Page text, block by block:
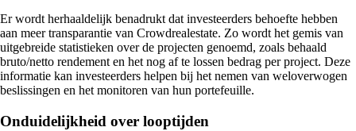
Er wordt herhaaldelijk benadrukt dat investeerders behoefte hebben
aan meer transparantie van Crowdrealestate. Zo wordt het gemis van
uitgebreide statistieken over de projecten genoemd, zoals behaald
bruto/netto rendement en het nog af te lossen bedrag per project. Deze
informatie kan investeerders helpen bij het nemen van weloverwogen
beslissingen en het monitoren van hun portefeuille.
Onduidelijkheid over looptijden